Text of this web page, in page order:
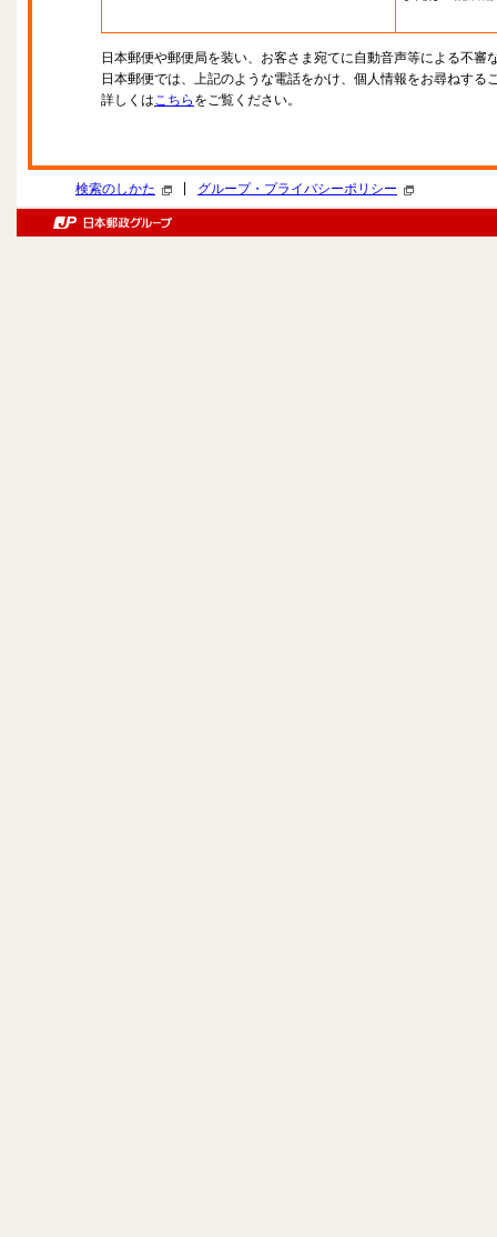
日本郵便や郵便局を装い、お客さま宛てに自動音声等による不審
日本郵便では、上記のような電話をかけ、個人情報をお尋ねする
詳しくはこちら をご覧ください。
検索のしかた グループ・プライバシーポリシー